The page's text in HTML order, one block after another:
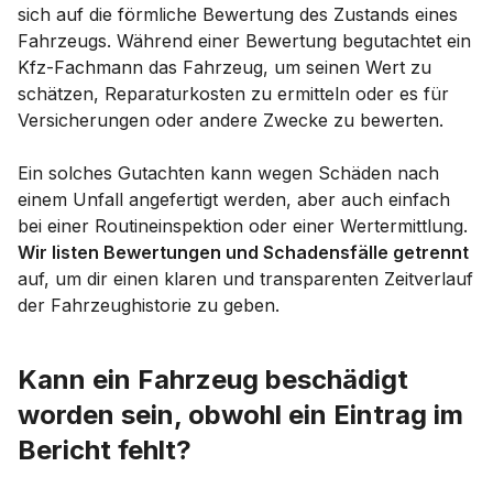
sich auf die förmliche Bewertung des Zustands eines
Fahrzeugs. Während einer Bewertung begutachtet ein
Kfz-Fachmann das Fahrzeug, um seinen Wert zu
schätzen, Reparaturkosten zu ermitteln oder es für
Versicherungen oder andere Zwecke zu bewerten.
Ein solches Gutachten kann wegen Schäden nach
einem Unfall angefertigt werden, aber auch einfach
bei einer Routineinspektion oder einer Wertermittlung.
Wir listen Bewertungen und Schadensfälle getrennt
auf, um dir einen klaren und transparenten Zeitverlauf
der Fahrzeughistorie zu geben.
Kann ein Fahrzeug beschädigt
worden sein, obwohl ein Eintrag im
Bericht fehlt?